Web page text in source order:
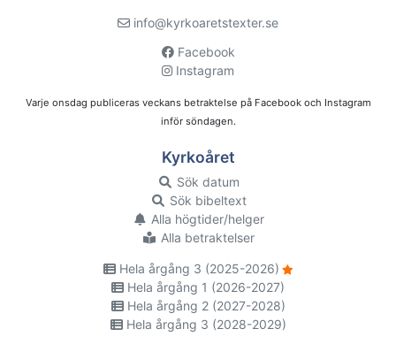
info@kyrkoaretstexter.se
Facebook
Instagram
Varje onsdag publiceras veckans betraktelse på Facebook och Instagram
inför söndagen.
Kyrkoåret
Sök datum
Sök bibeltext
Alla högtider/helger
Alla betraktelser
Hela årgång 3 (2025-2026)
Hela årgång 1 (2026-2027)
Hela årgång 2 (2027-2028)
Hela årgång 3 (2028-2029)